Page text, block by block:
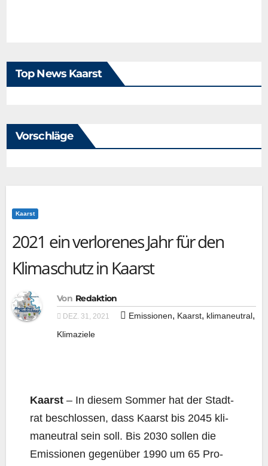
Top News Kaarst
Vorschläge
Kaarst
2021 ein verlorenes Jahr für den
Klimaschutz in Kaarst
Von Redaktion
DEZ. 31, 2021 Emissionen, Kaarst, klimaneutral,
Klimaziele
Kaarst – In die­sem Som­mer hat der Stadt­
rat beschlos­sen, dass Kaarst bis 2045 kli­
ma­neu­tral sein soll. Bis 2030 sol­len die
Emis­sio­nen gegen­über 1990 um 65 Pro­